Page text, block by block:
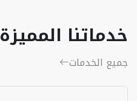
خدماتنا المميزة
جميع الخدمات